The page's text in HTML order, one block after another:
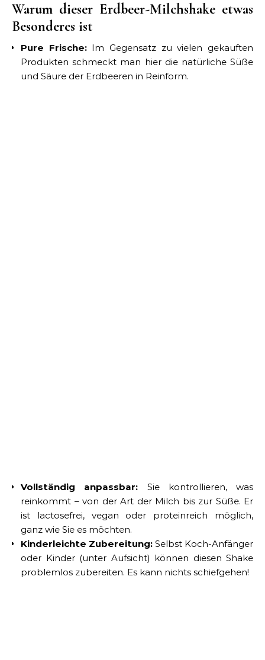
Warum dieser Erdbeer-Milchshake etwas
Besonderes ist
Pure Frische:Im Gegensatz zu vielen gekauften
Produkten schmeckt man hier die natürliche Süße
und Säure der Erdbeeren in Reinform.
Vollständig anpassbar: Sie kontrollieren, was
reinkommt – von der Art der Milch bis zur Süße. Er
ist lactosefrei, vegan oder proteinreich möglich,
ganz wie Sie es möchten.
Kinderleichte Zubereitung: Selbst Koch-Anfänger
oder Kinder (unter Aufsicht) können diesen Shake
problemlos zubereiten. Es kann nichts schiefgehen!